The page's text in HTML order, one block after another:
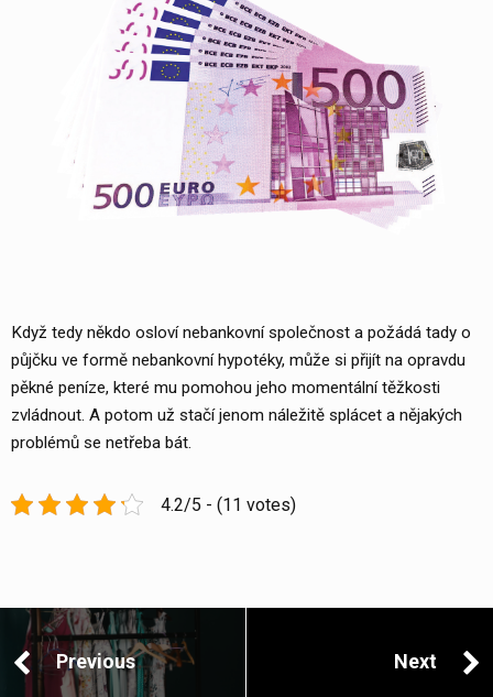
Když tedy někdo osloví nebankovní společnost a požádá tady o
půjčku ve formě nebankovní hypotéky, může si přijít na opravdu
pěkné peníze, které mu pomohou jeho momentální těžkosti
zvládnout. A potom už stačí jenom náležitě splácet a nějakých
problémů se netřeba bát.
4.2/5 - (11 votes)
navigation
Previous Next